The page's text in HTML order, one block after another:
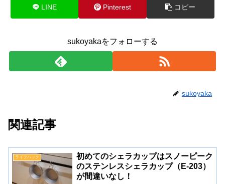
LINE Pinterest コピー
sukoyakaをフォローする
sukoyaka
関連記事
ライフハック
初めてのシェラカップはスノーピーク
のステンレスシェラカップ（E-203）
が間違いなし！